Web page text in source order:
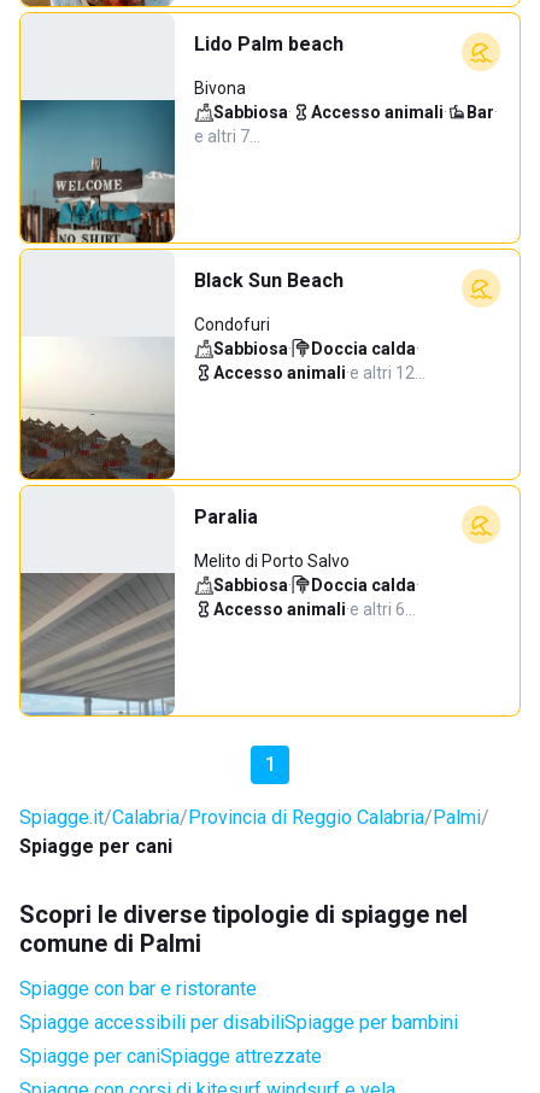
Lido Palm beach
Bivona
Sabbiosa· Accesso animali· Bar·
e altri 7…
Black Sun Beach
Condofuri
Sabbiosa· Doccia calda·
Accesso animali·e altri 12…
Paralia
Melito di Porto Salvo
Sabbiosa· Doccia calda·
Accesso animali·e altri 6…
1
Spiagge.it Calabria Provincia di Reggio Calabria Palmi
Spiagge per cani
Scopri le diverse tipologie di spiagge nel
comune di Palmi
Spiagge con bar e ristorante
Spiagge accessibili per disabiliSpiagge per bambini
Spiagge per caniSpiagge attrezzate